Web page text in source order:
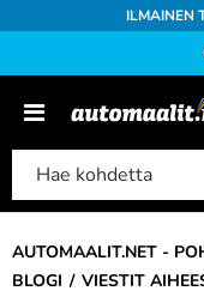
ILMAINEN
AUTOMAALIT.NET -
BLOGI
VIESTIT